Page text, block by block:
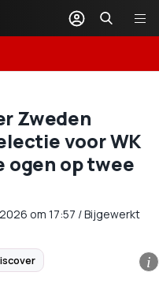
Zweden
voor WK
ogen op twee
om 17:57 /Bijgewerkt
i